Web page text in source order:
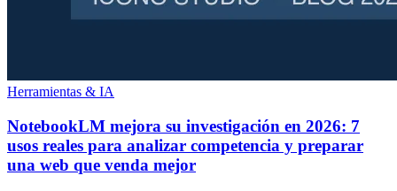
Herramientas & IA
NotebookLM mejora su investigación en 2026: 7
usos reales para analizar competencia y preparar
una web que venda mejor